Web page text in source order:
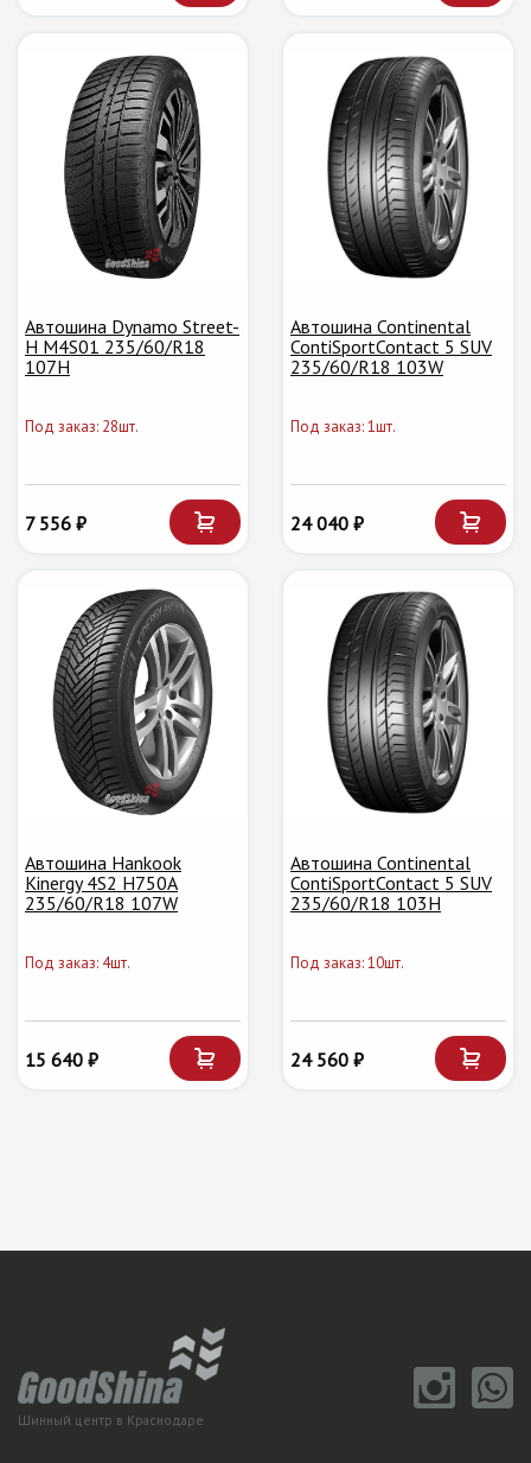
Автошина Dynamo Street-
H M4S01 235/60/R18
107H
Под заказ: 28шт.
7 556 ₽
Автошина Continental
ContiSportContact 5 SUV
235/60/R18 103W
Под заказ: 1шт.
24 040 ₽
Автошина Hankook
Kinergy 4S2 H750A
235/60/R18 107W
Под заказ: 4шт.
15 640 ₽
Автошина Continental
ContiSportContact 5 SUV
235/60/R18 103H
Под заказ: 10шт.
24 560 ₽
Шинный центр в Краснодаре